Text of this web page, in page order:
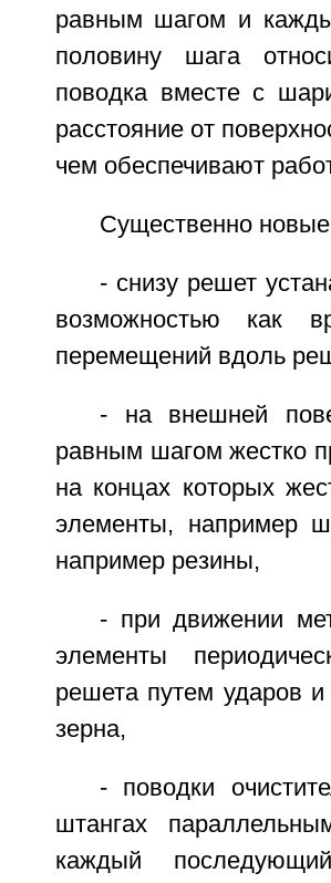
равным шагом и
половину шага
поводка вместе с
расстояние от
чем обеспечивают
Существенно
- снизу решет
возможностью как
перемещений вдоль
- на внешней
равным шагом жестко
на концах которых
элементы, например
например резины,
- при движении
элементы
решета путем ударов
зерна,
- поводки
штангах
каждый